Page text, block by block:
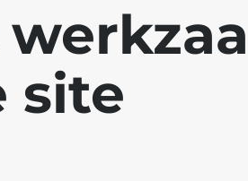
site